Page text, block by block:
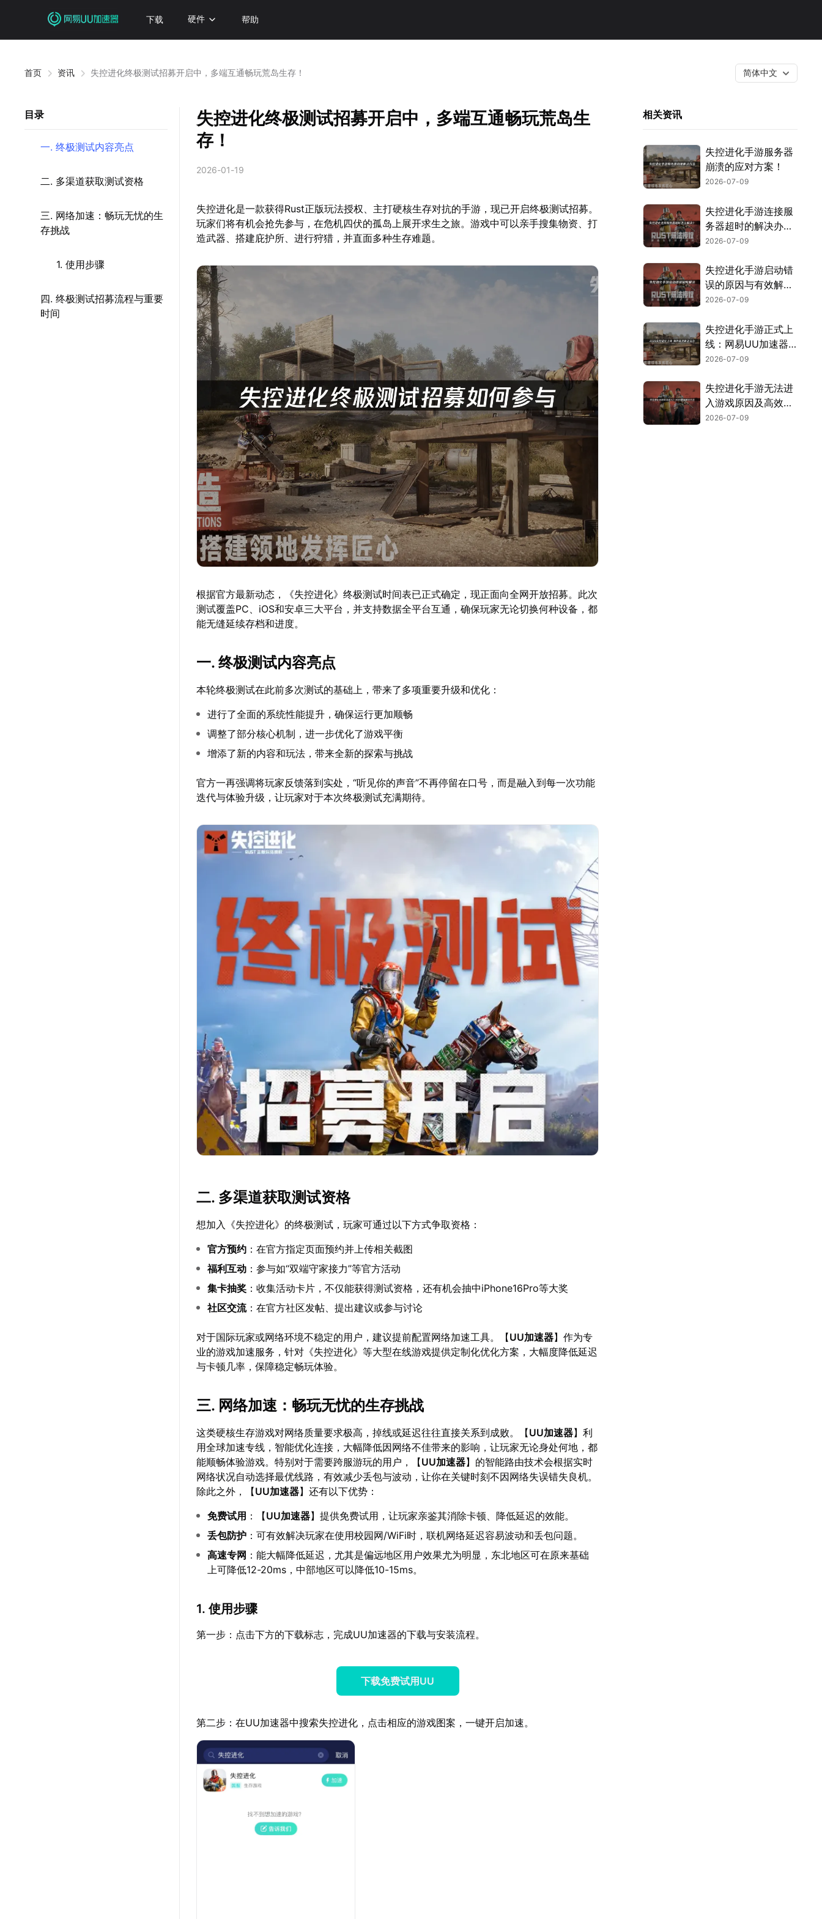
下载 硬件 帮助
首页 资讯 失控进化终极测试招募开启中，多端互通畅玩荒岛生存！ 简体中文
目录
一. 终极测试内容亮点
二. 多渠道获取测试资格
三. 网络加速：畅玩无忧的生
存挑战
1. 使用步骤
四. 终极测试招募流程与重要
时间
失控进化终极测试招募开启中，多端互通畅玩荒岛生
存！
2026-01-19
失控进化是一款获得Rust正版玩法授权、主打硬核生存对抗的手游，现已开启终极测试招募。
玩家们将有机会抢先参与，在危机四伏的孤岛上展开求生之旅。游戏中可以亲手搜集物资、打
造武器、搭建庇护所、进行狩猎，并直面多种生存难题。
根据官方最新动态，《失控进化》终极测试时间表已正式确定，现正面向全网开放招募。此次
测试覆盖PC、iOS和安卓三大平台，并支持数据全平台互通，确保玩家无论切换何种设备，都
能无缝延续存档和进度。
一. 终极测试内容亮点
本轮终极测试在此前多次测试的基础上，带来了多项重要升级和优化：
进行了全面的系统性能提升，确保运行更加顺畅
调整了部分核心机制，进一步优化了游戏平衡
增添了新的内容和玩法，带来全新的探索与挑战
官方一再强调将玩家反馈落到实处，“听见你的声音”不再停留在口号，而是融入到每一次功能
迭代与体验升级，让玩家对于本次终极测试充满期待。
二. 多渠道获取测试资格
想加入《失控进化》的终极测试，玩家可通过以下方式争取资格：
官方预约 ：在官方指定页面预约并上传相关截图
福利互动 ：参与如“双端守家接力”等官方活动
集卡抽奖 ：收集活动卡片，不仅能获得测试资格，还有机会抽中iPhone16Pro等大奖
社区交流：在官方社区发帖、提出建议或参与讨论
对于国际玩家或网络环境不稳定的用户，建议提前配置网络加速工具。【UU加速器】作为专
业的游戏加速服务，针对《失控进化》等大型在线游戏提供定制化优化方案，大幅度降低延迟
与卡顿几率，保障稳定畅玩体验。
三. 网络加速：畅玩无忧的生存挑战
这类硬核生存游戏对网络质量要求极高，掉线或延迟往往直接关系到成败。【UU加速器】利
用全球加速专线，智能优化连接，大幅降低因网络不佳带来的影响，让玩家无论身处何地，都
能顺畅体验游戏。特别对于需要跨服游玩的用户，【UU加速器】的智能路由技术会根据实时
网络状况自动选择最优线路，有效减少丢包与波动，让你在关键时刻不因网络失误错失良机。
除此之外，【UU加速器】还有以下优势：
免费试用 ：【UU加速器】提供免费试用，让玩家亲鉴其消除卡顿、降低延迟的效能。
丢包防护 ：可有效解决玩家在使用校园网/WiFi时，联机网络延迟容易波动和丢包问题。
高速专网 ：能大幅降低延迟，尤其是偏远地区用户效果尤为明显，东北地区可在原来基础
上可降低12-20ms，中部地区可以降低10-15ms。
1. 使用步骤
第一步：点击下方的下载标志，完成UU加速器的下载与安装流程。
下载免费试用UU
第二步：在UU加速器中搜索失控进化，点击相应的游戏图案，一键开启加速。
相关资讯
失控进化手游服务器
崩溃的应对方案！
2026-07-09
失控进化手游连接服
务器超时的解决办
法，玩家登录教程！
2026-07-09
失控进化手游启动错
误的原因与有效解决
方法详解！
2026-07-09
失控进化手游正式上
线：网易UU加速器
畅玩攻略！
2026-07-09
失控进化手游无法进
入游戏原因及高效解
决方案！
2026-07-09